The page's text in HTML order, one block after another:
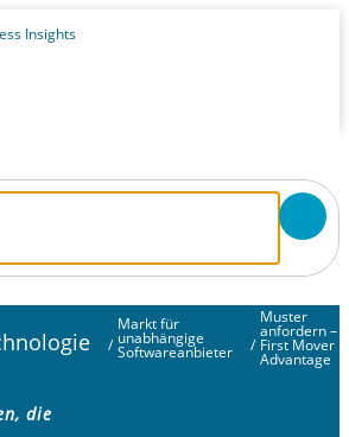
/
Markt für
unabhängige
Softwareanbieter /
Muster
anfordern –
First Mover
Advantage
die